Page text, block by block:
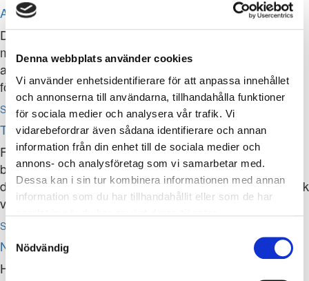
Denna webbplats använder cookies
Vi använder enhetsidentifierare för att anpassa innehållet
och annonserna till användarna, tillhandahålla funktioner
för sociala medier och analysera vår trafik. Vi
vidarebefordrar även sådana identifierare och annan
information från din enhet till de sociala medier och
annons- och analysföretag som vi samarbetar med.
Dessa kan i sin tur kombinera informationen med annan
information som du har tillhandahållit eller som de har
Samtyckesval
Nödvändig
Avslut av behandling
Då döden närmar sig kan det vara så att behandling
mot sjukdomen ger mer biverkningar än nytta. Risken
att livet förkortas kan bli större än chansen att det
förlängs.
Se mer
Tankar då behandling avslutas
Fortsatt behandling mot sjukdom kan ibland ge
biverkningar som överskuggar den möjliga nyttan. I
denna film berörs situationen då den person som är sjuk
valt att avsluta aktiv cancerbehandling.
Se mer
När döden närmar sig
Hur är det när någon dör? Inte ovanligt är en rädsla för